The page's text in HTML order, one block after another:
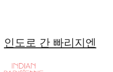
인도로 간 빠리지엔